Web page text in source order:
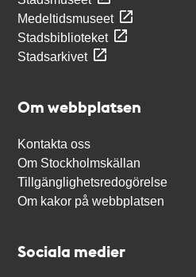
Medeltidsmuseet
Stadsbiblioteket
Stadsarkivet
Om webbplatsen
Kontakta oss
Om Stockholmskällan
Tillgänglighetsredogörelse
Om kakor på webbplatsen
Sociala medier